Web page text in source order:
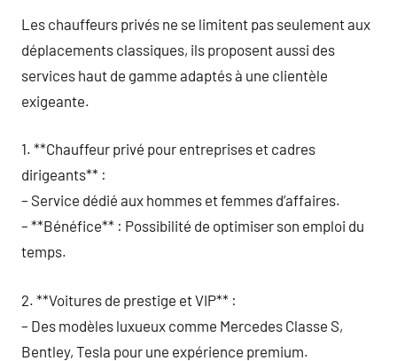
Les chauffeurs privés ne se limitent pas seulement aux
déplacements classiques, ils proposent aussi des
services haut de gamme adaptés à une clientèle
exigeante.
1. **Chauffeur privé pour entreprises et cadres
dirigeants** :
– Service dédié aux hommes et femmes d’affaires.
– **Bénéfice** : Possibilité de optimiser son emploi du
temps.
2. **Voitures de prestige et VIP** :
– Des modèles luxueux comme Mercedes Classe S,
Bentley, Tesla pour une expérience premium.